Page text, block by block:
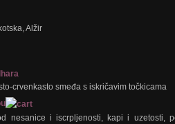
Alžir
crvenkasto smeđa s iskričavim točkicama
nesanice i iscrpljenosti, kapi i uzetosti,